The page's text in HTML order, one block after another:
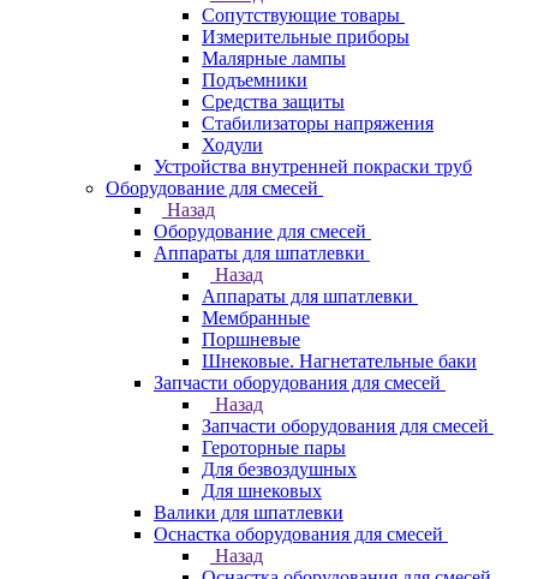
Сопутствующие товары
Измерительные приборы
Малярные лампы
Подъемники
Средства защиты
Стабилизаторы напряжения
Ходули
Устройства внутренней покраски труб
Оборудование для смесей
Назад
Оборудование для смесей
Аппараты для шпатлевки
Назад
Аппараты для шпатлевки
Мембранные
Поршневые
Шнековые. Нагнетательные баки
Запчасти оборудования для смесей
Назад
Запчасти оборудования для смесей
Героторные пары
Для безвоздушных
Для шнековых
Валики для шпатлевки
Оснастка оборудования для смесей
Назад